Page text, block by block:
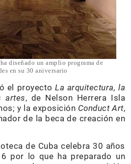
diseñado un amplio programa de
en su 30 aniversario
el proyectoLa arquitectura, la
artes, de Nelson Herrera Isla
y la exposición Conduct Art,
de la beca de creación en
de Cuba celebra 30 años
por lo que ha preparado un